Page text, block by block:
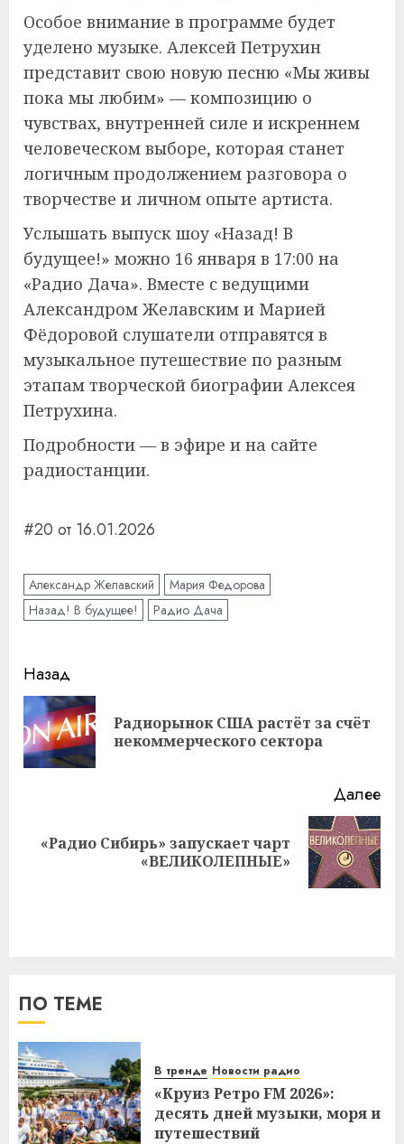
Особое внимание в программе будет
уделено музыке. Алексей Петрухин
представит свою новую песню «Мы живы
пока мы любим» — композицию о
чувствах, внутренней силе и искреннем
человеческом выборе, которая станет
логичным продолжением разговора о
творчестве и личном опыте артиста.
Услышать выпуск шоу «Назад! В
будущее!» можно 16 января в 17:00 на
«Радио Дача». Вместе с ведущими
Александром Желавским и Марией
Фёдоровой слушатели отправятся в
музыкальное путешествие по разным
этапам творческой биографии Алексея
Петрухина.
Подробности — в эфире и на сайте
радиостанции.
#20 от 16.01.2026
Александр Желавский
Мария Федорова
Назад! В будущее!
Радио Дача
Навигация
записи
Назад
Радиорынок США растёт за счёт
некоммерческого сектора
Далее
Следующая
«Радио Сибирь» запускает чарт
«ВЕЛИКОЛЕПНЫЕ»
ПО ТЕМЕ
В тренде Новости радио
«Круиз Ретро FM 2026»:
десять дней музыки, моря и
путешествий